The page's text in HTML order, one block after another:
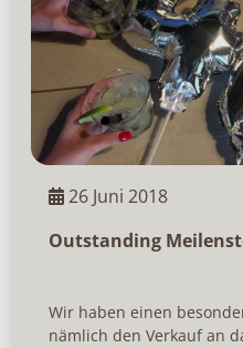
26 Juni 2018
Outstanding
Wir haben einen
nämlich den Verkauf an